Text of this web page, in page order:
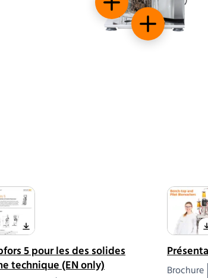
Un tube
Options additionelles
5 pour les des solides
technique (EN only)
Brochure